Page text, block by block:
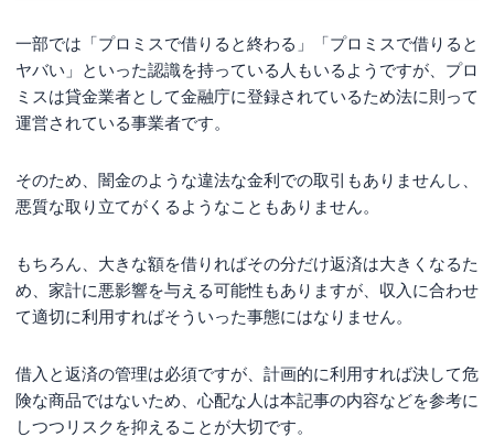
一部では「プロミスで借りると終わる」「プロミスで借りると
ヤバい」といった認識を持っている人もいるようですが、プロ
ミスは貸金業者として金融庁に登録されているため法に則って
運営されている事業者です。
そのため、闇金のような違法な金利での取引もありませんし、
悪質な取り立てがくるようなこともありません。
もちろん、大きな額を借りればその分だけ返済は大きくなるた
め、家計に悪影響を与える可能性もありますが、収入に合わせ
て適切に利用すればそういった事態にはなりません。
借入と返済の管理は必須ですが、計画的に利用すれば決して危
険な商品ではないため、心配な人は本記事の内容などを参考に
しつつリスクを抑えることが大切です。